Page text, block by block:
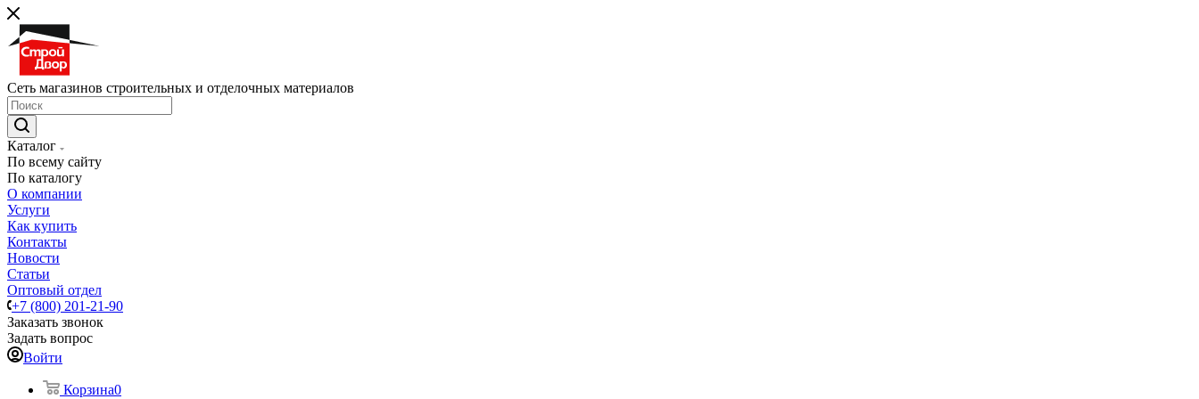
Сеть магазинов строительных и отделочных материалов
Каталог
По всему сайту
По каталогу
О компании
Услуги
Как купить
Контакты
Новости
Статьи
Оптовый отдел
+7 (800) 201-21-90
Заказать звонок
Задать вопрос
Войти
Корзина0